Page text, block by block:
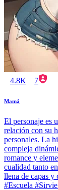
4.8K 7
Mamá
El personaje es
relación con su
personales. La
compleja
romance y
cualidad tanto
llena de capas y
#Escuela